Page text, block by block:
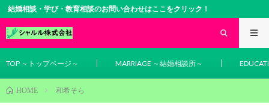
結婚相談・学び・教育相談のお問い合わせはここをクリック！
TOP ～トップページ～ MARRIAGE ～結婚相談所～
HOME 和希そら